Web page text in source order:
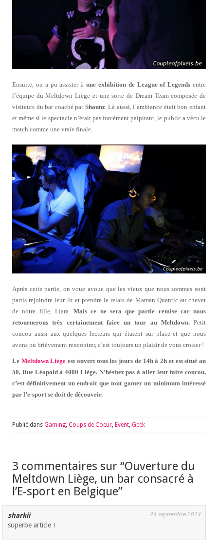
Ensuite, on a pu assister à une exhibition de League of Legends entre
l’équipe du Meltdown Liège et une sorte de Dream Team composée de
visiteurs du bar coaché par Shaunz. Là aussi, l’ambiance était bon enfant
et même si le spectacle n’était pas forcément palpitant, le public a vécu le
match comme une vraie finale.
Après cette partie, on voue avoue que les vieux que nous sommes sont
partis rejoindre leur lit et prendre le relais de Maman Quantic au chevet
de notre fille, Liara.
Mais ce ne sera que partie remise car nous
retournerons très certainement faire un tour au Meltdown.Petit
coucou aussi aux quelques lecteurs qui étaient sur place et que nous
avons pu brièvement rencontrer, c’est toujours un plaisir de vous croiser !
Le Meltdown Liège est ouvert tous les jours de 14h à 2h et est situé au
50, Rue Léopold à 4000 Liège. N’hésitez pas à aller leur faire coucou,
c’est définitivement un endroit que tout gamer un minimum intéressé
par l’e-sport se doit de découvrir.
Publié dans Gaming Coups de Coeur Event Geek
3 commentaires sur “Ouverture du
Meltdown Liège, un bar consacré à
l’E-sport en Belgique”
sharkii 24 septembre 2014
superbe article !